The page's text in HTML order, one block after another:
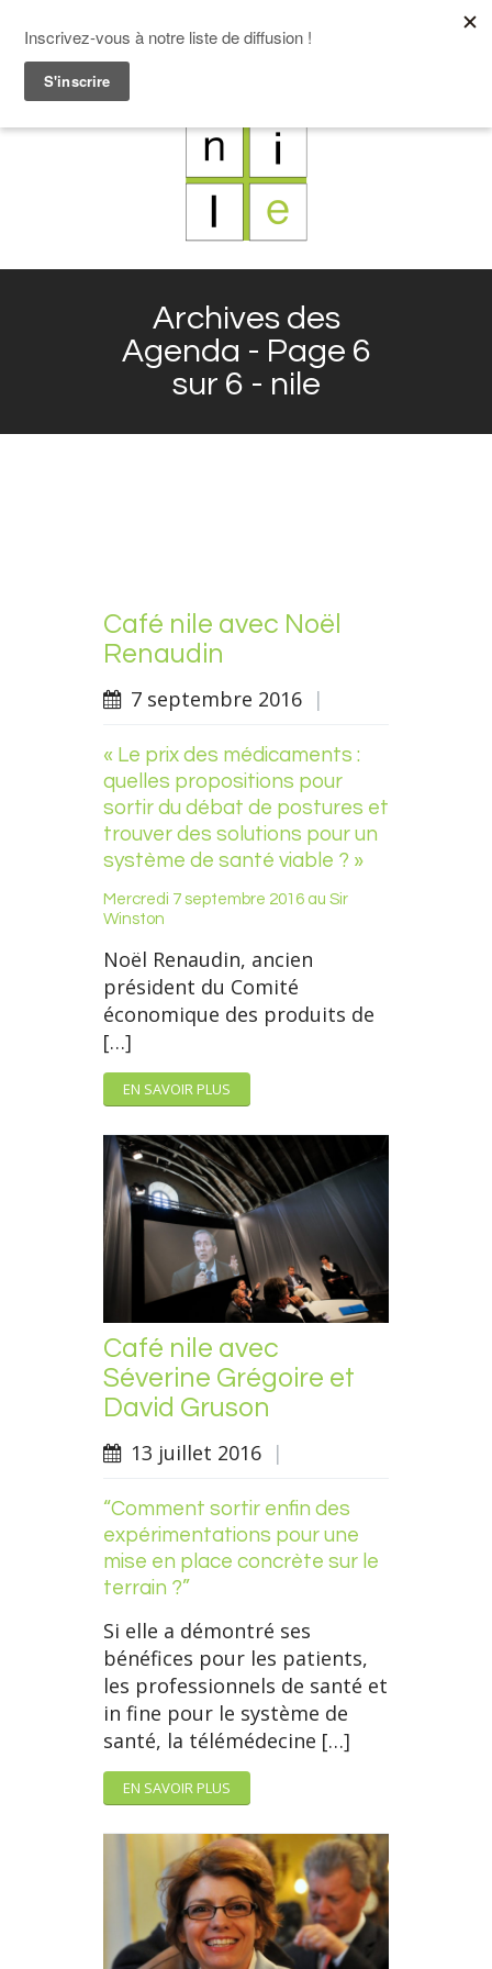
F L X I
Archives des
Agenda - Page 6
sur 6 - nile
Café nile avec Noël
Renaudin
7 septembre 2016 |
« Le prix des médicaments :
quelles propositions pour
sortir du débat de postures et
trouver des solutions pour un
système de santé viable ? »
Mercredi 7 septembre 2016 au Sir
Winston
Noël Renaudin, ancien
président du Comité
économique des produits de
[…]
EN SAVOIR PLUS
Café nile avec
Séverine Grégoire et
David Gruson
13 juillet 2016 |
“Comment sortir enfin des
expérimentations pour une
mise en place concrète sur le
terrain ?”
Si elle a démontré ses
bénéfices pour les patients,
les professionnels de santé et
in fine pour le système de
santé, la télémédecine […]
EN SAVOIR PLUS